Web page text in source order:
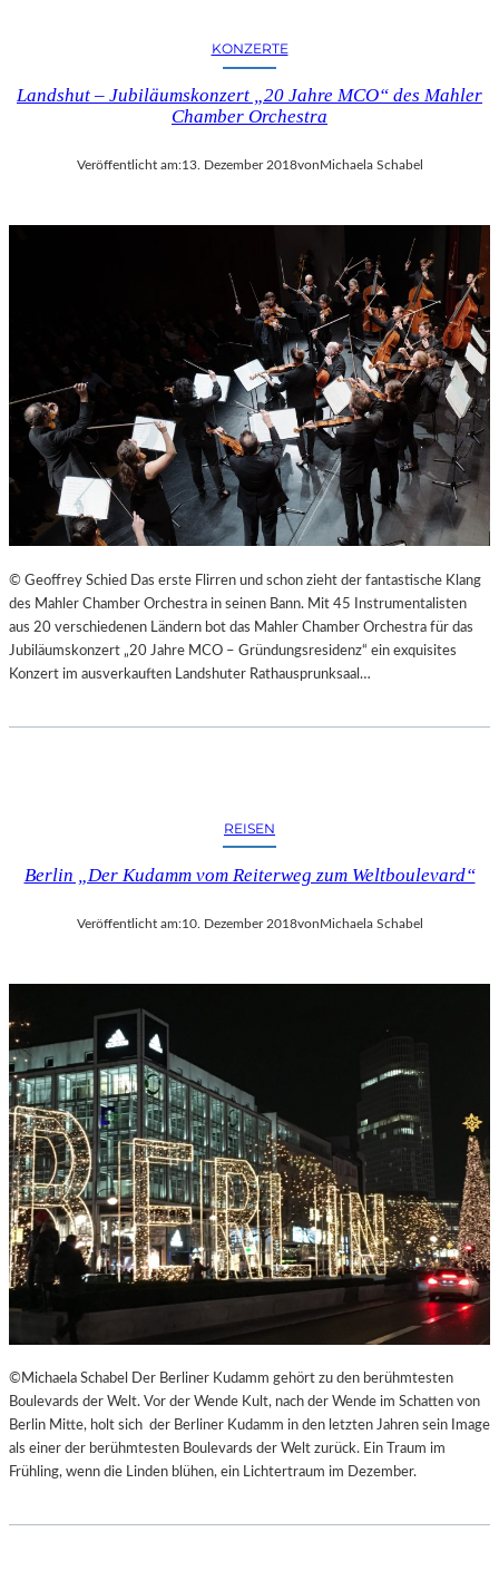
KONZERTE
Landshut – Jubiläumskonzert „20 Jahre MCO“ des Mahler
Chamber Orchestra
Veröffentlicht am:13. Dezember 2018von Michaela Schabel
© Geoffrey Schied Das erste Flirren und schon zieht der fantastische Klang
des Mahler Chamber Orchestra in seinen Bann. Mit 45 Instrumentalisten
aus 20 verschiedenen Ländern bot das Mahler Chamber Orchestra für das
Jubiläumskonzert „20 Jahre MCO – Gründungsresidenz“ ein exquisites
Konzert im ausverkauften Landshuter Rathausprunksaal…
REISEN
Berlin „Der Kudamm vom Reiterweg zum Weltboulevard“
Veröffentlicht am:10. Dezember 2018vonMichaela Schabel
©Michaela Schabel Der Berliner Kudamm gehört zu den berühmtesten
Boulevards der Welt. Vor der Wende Kult, nach der Wende im Schatten von
Berlin Mitte, holt sich der Berliner Kudamm in den letzten Jahren sein Image
als einer der berühmtesten Boulevards der Welt zurück. Ein Traum im
Frühling, wenn die Linden blühen, ein Lichtertraum im Dezember.